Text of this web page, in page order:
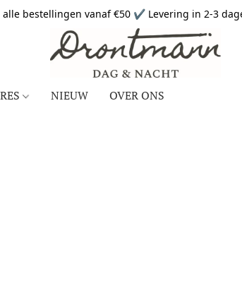
bestellingen vanaf €50 ✔ Levering in 2-3
NIEUW OVER ONS